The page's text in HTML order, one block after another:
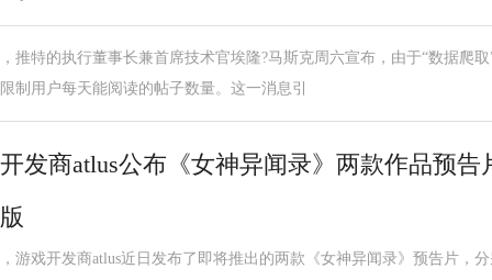
，推特的执行董事长兼首席技术官埃隆?马斯克周六宣布，由于“数据爬
限制用户每天能阅读的帖子数量。这一消息引
开发商atlus公布《女神异闻录》两款作品预告
版
，游戏开发商atlus近日发布了即将推出的两款《女神异闻录》预告片，